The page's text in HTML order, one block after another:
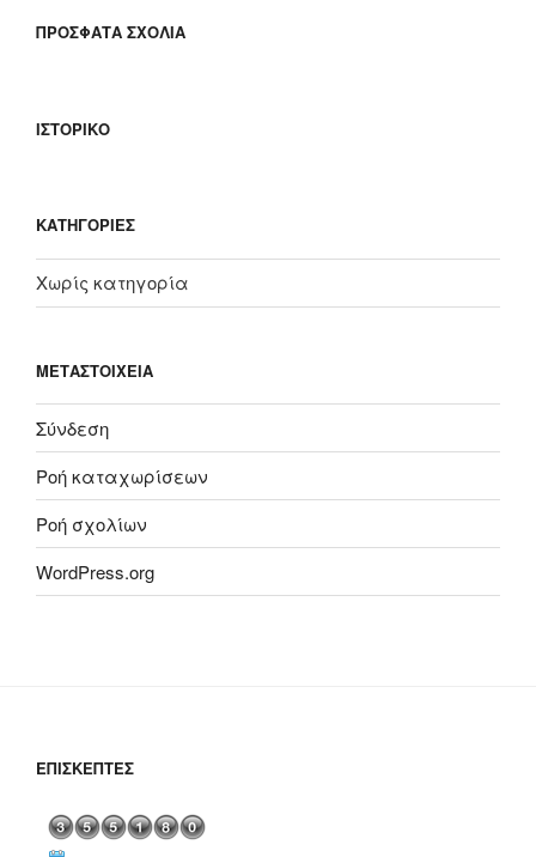
ΠΡΌΣΦΑΤΑ ΣΧΌΛΙΑ
ΙΣΤΟΡΙΚΌ
KΑΤΗΓΟΡΊΕΣ
Χωρίς κατηγορία
ΜΕΤΑΣΤΟΙΧΕΊΑ
Σύνδεση
Ροή καταχωρίσεων
Ροή σχολίων
WordPress.org
ΕΠΙΣΚΈΠΤΕΣ